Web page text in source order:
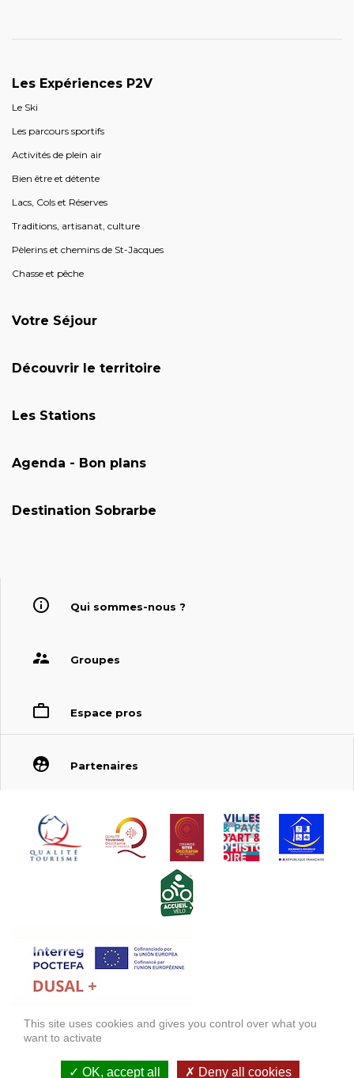
Les Expériences P2V
Le Ski
Les parcours sportifs
Activités de plein air
Bien être et détente
Lacs, Cols et Réserves
Traditions, artisanat, culture
Pèlerins et chemins de St-Jacques
Chasse et pêche
Votre Séjour
Découvrir le territoire
Les Stations
Agenda - Bon plans
Destination Sobrarbe
Qui sommes-nous ?
Groupes
Espace pros
Partenaires
FONDS EUROPÉEN DE DÉVELOPPEMENT RÉGIONAL (FEDER)
Mentions légales
This site uses cookies and gives you control over what you
want to activate
OK, accept all Deny all cookies